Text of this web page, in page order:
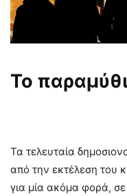
Το
Τα τελευταία
από την εκτέλεση του
για μία ακόμα φορά,